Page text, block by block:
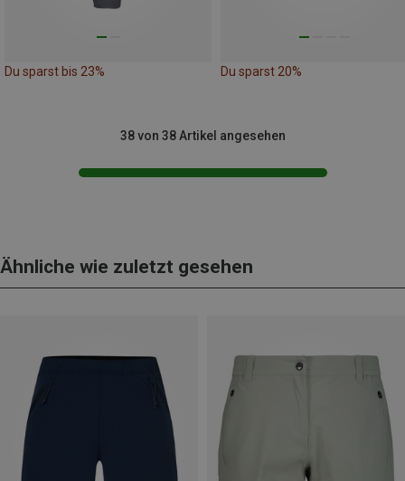
Du sparst bis 23% Du sparst 20%
38 von 38 Artikel angesehen
Ähnliche wie zuletzt gesehen